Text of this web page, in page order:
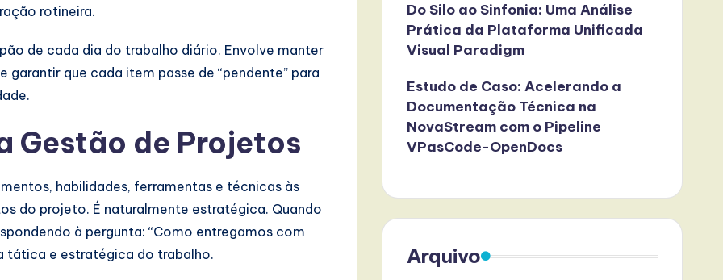
rotineira.
de cada dia do trabalho diário. Envolve manter
que cada item passe de “pendente” para
Gestão de Projetos
habilidades, ferramentas e técnicas às
do projeto. É naturalmente estratégica. Quando
à pergunta: “Como entregamos com
tática e estratégica do trabalho.
Do Silo ao Sinfonia: Uma Análise
Prática da Plataforma Unificada
Visual Paradigm
Estudo de Caso: Acelerando a
Documentação Técnica na
NovaStream com o Pipeline
VPasCode-OpenDocs
Arquivo